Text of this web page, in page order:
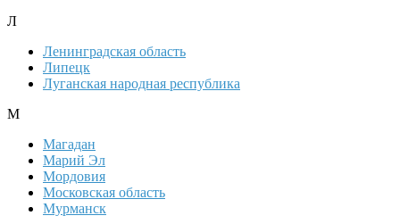
Л
Ленинградская область
Липецк
Луганская народная республика
М
Магадан
Марий Эл
Мордовия
Московская область
Мурманск